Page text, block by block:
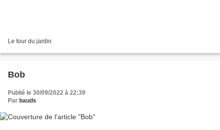
Le tour du jardin
Bob
Publié le 30/09/2022 à 22:39
Par bauds